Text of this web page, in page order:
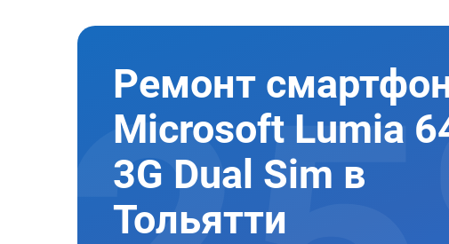
Ремонт
Microsoft Lumia
3G Dual Sim в
Тольятти